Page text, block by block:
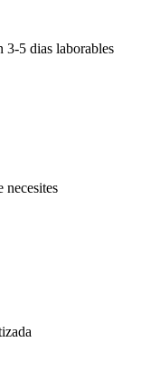
3-5 dias laborables
necesites